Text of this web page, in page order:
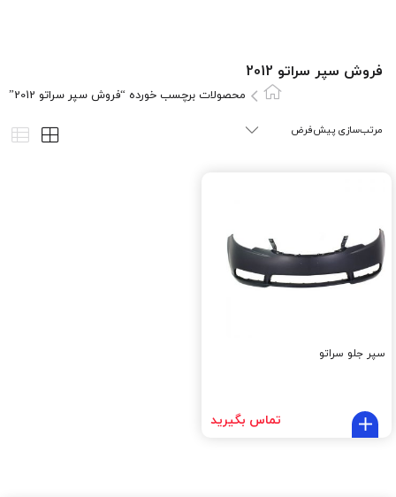
فروش سپر سراتو 2012
محصولات برچسب خورده “فروش سپر سراتو 2012”
سپر جلو سراتو
تماس بگیرید